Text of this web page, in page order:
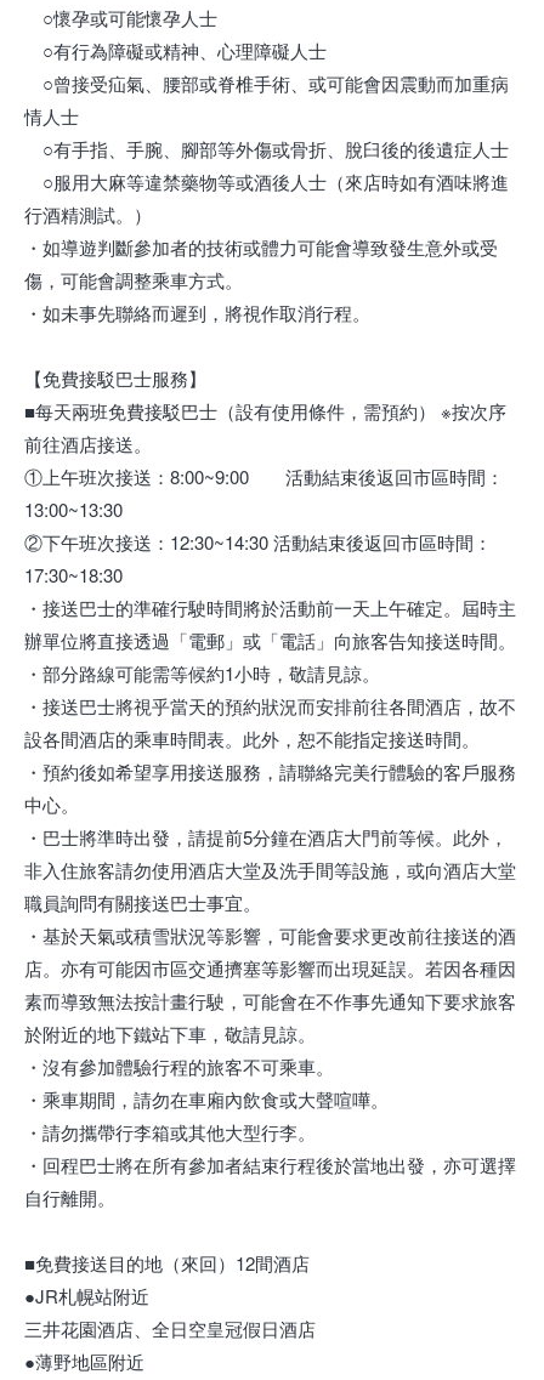
○懷孕或可能懷孕人士
○有行為障礙或精神、心理障礙人士
○曾接受疝氣、腰部或脊椎手術、或可能會因震動而加重病
情人士
○有手指、手腕、腳部等外傷或骨折、脫臼後的後遺症人士
○服用大麻等違禁藥物等或酒後人士（來店時如有酒味將進
行酒精測試。）
・如導遊判斷參加者的技術或體力可能會導致發生意外或受
傷，可能會調整乘車方式。
・如未事先聯絡而遲到，將視作取消行程。
【免費接駁巴士服務】
■每天兩班免費接駁巴士（設有使用條件，需預約） ※按次序
前往酒店接送。
①上午班次接送：8:00~9:00 活動結束後返回市區時間：
13:00~13:30
②下午班次接送：12:30~14:30 活動結束後返回市區時間：
17:30~18:30
・接送巴士的準確行駛時間將於活動前一天上午確定。屆時主
辦單位將直接透過「電郵」或「電話」向旅客告知接送時間。
・部分路線可能需等候約1小時，敬請見諒。
・接送巴士將視乎當天的預約狀況而安排前往各間酒店，故不
設各間酒店的乘車時間表。此外，恕不能指定接送時間。
・預約後如希望享用接送服務，請聯絡完美行體驗的客戶服務
中心。
・巴士將準時出發，請提前5分鐘在酒店大門前等候。此外，
非入住旅客請勿使用酒店大堂及洗手間等設施，或向酒店大堂
職員詢問有關接送巴士事宜。
・基於天氣或積雪狀況等影響，可能會要求更改前往接送的酒
店。亦有可能因市區交通擠塞等影響而出現延誤。若因各種因
素而導致無法按計畫行駛，可能會在不作事先通知下要求旅客
於附近的地下鐵站下車，敬請見諒。
・沒有參加體驗行程的旅客不可乘車。
・乘車期間，請勿在車廂內飲食或大聲喧嘩。
・請勿攜帶行李箱或其他大型行李。
・回程巴士將在所有參加者結束行程後於當地出發，亦可選擇
自行離開。
■免費接送目的地（來回）12間酒店
●JR札幌站附近
三井花園酒店、全日空皇冠假日酒店
●薄野地區附近